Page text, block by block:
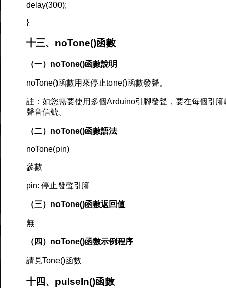
delay(300);
}
十三、noTone()函數
（一）noTone()函數說明
noTone()函數用來停止tone()函數發聲。
註：如您需要使用多個Arduino引腳發聲，要在每個引
聲音信號。
（二）noTone()函數語法
noTone(pin)
參數
pin: 停止發聲引腳
（三）noTone()函數返回值
無
（四）noTone()函數示例程序
請見Tone()函數
十四、pulseIn()函數